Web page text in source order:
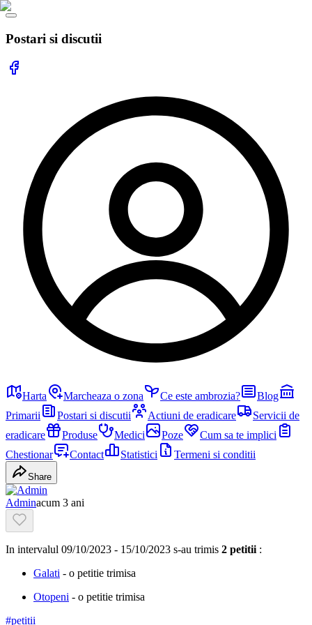
Postari si discutii
Harta Marcheaza o zona Ce este ambrozia?
Blog
Primarii
Postari si discutii Actiuni de eradicare
Servicii de
eradicare
Produse Medici Poze
Cum sa te implici
Chestionar
Contact Statistici Termeni si conditii
Share
Adminacum 3 ani
In intervalul 09/10/2023 - 15/10/2023 s-au trimis 2 petitii :
Galati - o petitie trimisa
Otopeni - o petitie trimisa
#petitii